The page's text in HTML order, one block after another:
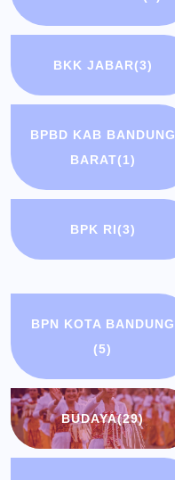
BKK JABAR(3)
BPBD KAB BANDUNG
BARAT(1)
BPK RI(3)
BPN KOTA BANDUNG
(5)
BUDAYA(29)